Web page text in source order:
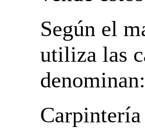
Según el
utiliza las
denominan: